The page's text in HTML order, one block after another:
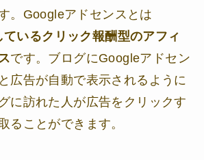
。Googleアドセンスとは
いるクリック報酬型のアフィ
です。ブログにGoogleアドセン
広告が自動で表示されるように
に訪れた人が広告をクリックす
ることができます。